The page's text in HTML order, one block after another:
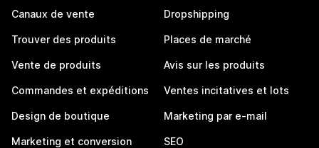
Canaux de vente
Trouver des produits
Vente de produits
Commandes et expéditions
Design de boutique
Marketing et conversion
Dropshipping
Places de marché
Avis sur les produits
Ventes incitatives et lots
Marketing par e-mail
SEO